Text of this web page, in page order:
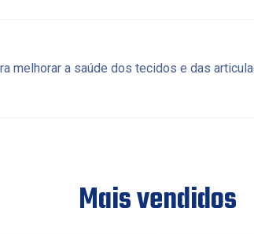
melhorar a saúde dos tecidos e das
Mais vendidos